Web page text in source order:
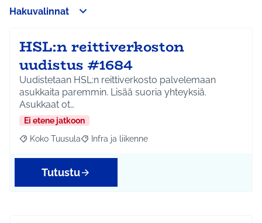
Hakuvalinnat
HSL:n reittiverkoston
uudistus #1684
Uudistetaan HSL:n reittiverkosto palvelemaan
asukkaita paremmin. Lisää suoria yhteyksiä.
Asukkaat ot…
Ei etene jatkoon
Rajaa tulokset aihepiirin mukaan: Koko Tuusula
Koko Tuusula Rajaa tulokset teeman mukaan: Infra ja liikenne
Infra ja liikenne
Tutustu